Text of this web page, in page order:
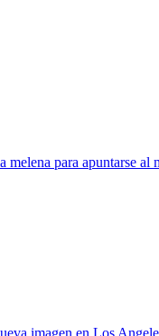
melena para apuntarse al
imagen en Los